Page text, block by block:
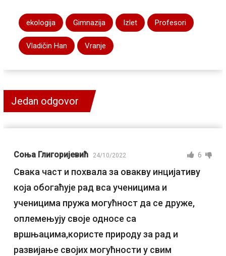
ekologija Gimnazija Izlet Profesori
Vladičin Han Vranje
Jedan odgovor
Соња Глигоријевић 24/10/2022 6
Свака част и похвала за овакву инцијативу
која обогаћује рад вса ученицима и
ученицима пружа могућност да се друже,
оплемењују своје односе са
вршњацима,користе природу за рад и
развијање својих могућности у свим